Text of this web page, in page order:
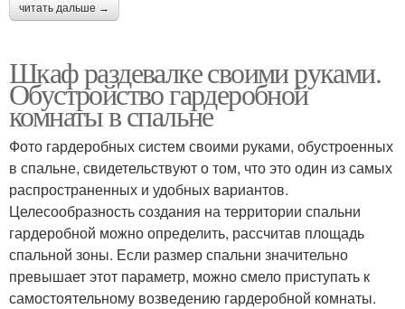
читать дальше →
Шкаф раздевалке своими руками.
Обустройство гардеробной
комнаты в спальне
Фото гардеробных систем своими руками, обустроенных
в спальне, свидетельствуют о том, что это один из самых
распространенных и удобных вариантов.
Целесообразность создания на территории спальни
гардеробной можно определить, рассчитав площадь
спальной зоны. Если размер спальни значительно
превышает этот параметр, можно смело приступать к
самостоятельному возведению гардеробной комнаты.